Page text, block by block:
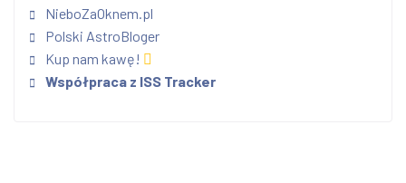
NieboZaOknem.pl
Polski AstroBloger
Kup nam kawę!
Współpraca z ISS Tracker